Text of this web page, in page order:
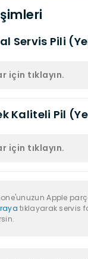
Servis Pili
için tıklayın.
Kaliteli Pil
için tıklayın.
Apple
tıklayarak servis